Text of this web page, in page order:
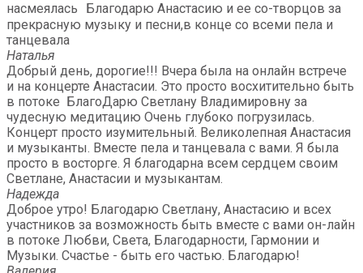
насмеялась Благодарю Анастасию и ее со-творцов за
прекрасную музыку и песни,в конце со всеми пела и
танцевала
Наталья
Добрый день, дорогие!!! Вчера была на онлайн встрече
и на концерте Анастасии. Это просто восхитительно быть
в потоке БлагоДарю Светлану Владимировну за
чудесную медитацию Очень глубоко погрузилась.
Концерт просто изумительный. Великолепная Анастасия
и музыканты. Вместе пела и танцевала с вами. Я была
просто в восторге. Я благодарна всем сердцем своим
Светлане, Анастасии и музыкантам.
Надежда
Доброе утро! Благодарю Светлану, Анастасию и всех
участников за возможность быть вместе с вами он-лайн
в потоке Любви, Света, Благодарности, Гармонии и
Музыки. Счастье - быть его частью. Благодарю!